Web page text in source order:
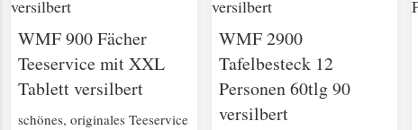
WMF 900 Fächer
Teeservice mit XXL
Tablett versilbert
schönes, originales Teeservice
WMF 2900
Tafelbesteck 12
Personen 60tlg 90
versilbert